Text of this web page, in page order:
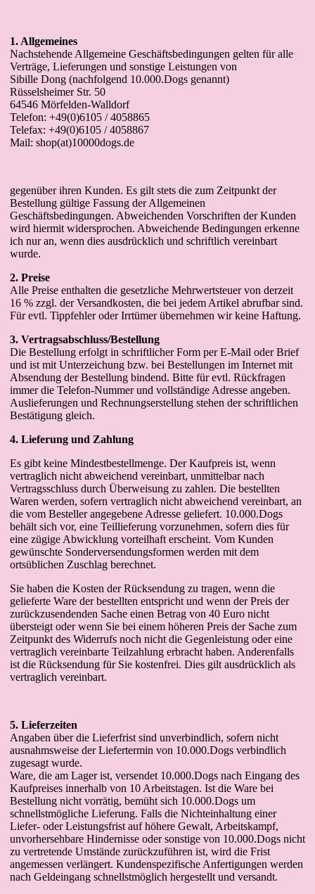
1. Allgemeines
Nachstehende Allgemeine Geschäftsbedingungen gelten für alle
Verträge, Lieferungen und sonstige Leistungen von
Sibille Dong (nachfolgend 10.000.Dogs genannt)
Rüsselsheimer Str. 50
64546 Mörfelden-Walldorf
Telefon: +49(0)6105 / 4058865
Telefax: +49(0)6105 / 4058867
Mail: shop(at)10000dogs.de
gegenüber ihren Kunden. Es gilt stets die zum Zeitpunkt der
Bestellung gültige Fassung der Allgemeinen
Geschäftsbedingungen. Abweichenden Vorschriften der Kunden
wird hiermit widersprochen. Abweichende Bedingungen erkenne
ich nur an, wenn dies ausdrücklich und schriftlich vereinbart
wurde.
2. Preise
Alle Preise enthalten die gesetzliche Mehrwertsteuer von derzeit
16 % zzgl. der Versandkosten, die bei jedem Artikel abrufbar sind.
Für evtl. Tippfehler oder Irrtümer übernehmen wir keine Haftung.
3. Vertragsabschluss/Bestellung
Die Bestellung erfolgt in schriftlicher Form per E-Mail oder Brief
und ist mit Unterzeichung bzw. bei Bestellungen im Internet mit
Absendung der Bestellung bindend. Bitte für evtl. Rückfragen
immer die Telefon-Nummer und vollständige Adresse angeben.
Auslieferungen und Rechnungserstellung stehen der schriftlichen
Bestätigung gleich.
4. Lieferung und Zahlung
Es gibt keine Mindestbestellmenge. Der Kaufpreis ist, wenn
vertraglich nicht abweichend vereinbart, unmittelbar nach
Vertragsschluss durch Überweisung zu zahlen. Die bestellten
Waren werden, sofern vertraglich nicht abweichend vereinbart, an
die vom Besteller angegebene Adresse geliefert. 10.000.Dogs
behält sich vor, eine Teillieferung vorzunehmen, sofern dies für
eine zügige Abwicklung vorteilhaft erscheint. Vom Kunden
gewünschte Sonderversendungsformen werden mit dem
ortsüblichen Zuschlag berechnet.
Sie haben die Kosten der Rücksendung zu tragen, wenn die
gelieferte Ware der bestellten entspricht und wenn der Preis der
zurückzusendenden Sache einen Betrag von 40 Euro nicht
übersteigt oder wenn Sie bei einem höheren Preis der Sache zum
Zeitpunkt des Widerrufs noch nicht die Gegenleistung oder eine
vertraglich vereinbarte Teilzahlung erbracht haben. Anderenfalls
ist die Rücksendung für Sie kostenfrei. Dies gilt ausdrücklich als
vertraglich vereinbart.
5. Lieferzeiten
Angaben über die Lieferfrist sind unverbindlich, sofern nicht
ausnahmsweise der Liefertermin von 10.000.Dogs verbindlich
zugesagt wurde.
Ware, die am Lager ist, versendet 10.000.Dogs nach Eingang des
Kaufpreises innerhalb von 10 Arbeitstagen. Ist die Ware bei
Bestellung nicht vorrätig, bemüht sich 10.000.Dogs um
schnellstmögliche Lieferung. Falls die Nichteinhaltung einer
Liefer- oder Leistungsfrist auf höhere Gewalt, Arbeitskampf,
unvorhersehbare Hindernisse oder sonstige von 10.000.Dogs nicht
zu vertretende Umstände zurückzuführen ist, wird die Frist
angemessen verlängert. Kundenspezifische Anfertigungen werden
nach Geldeingang schnellstmöglich hergestellt und versandt.